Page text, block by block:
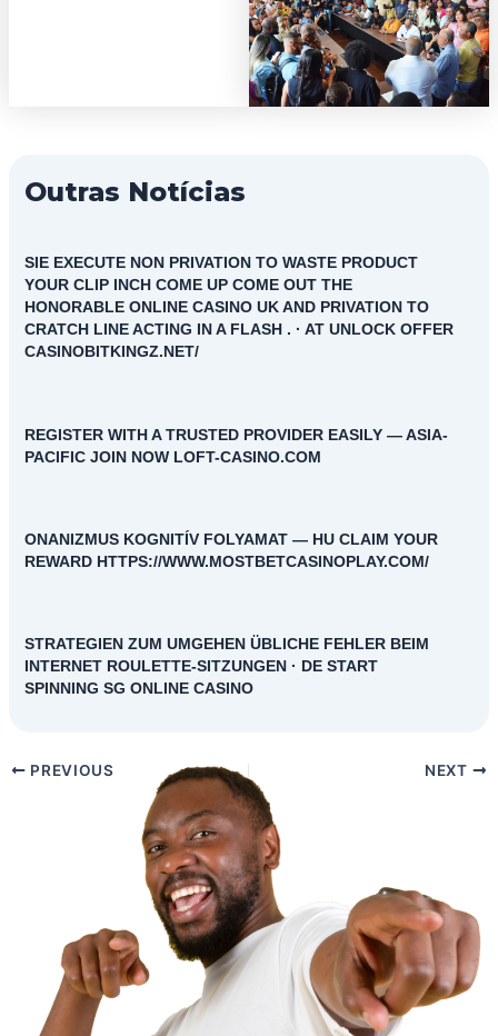
Outras Notícias
SIE EXECUTE NON PRIVATION TO WASTE PRODUCT
YOUR CLIP INCH COME UP COME OUT THE
HONORABLE ONLINE CASINO UK AND PRIVATION TO
CRATCH LINE ACTING IN A FLASH . · AT UNLOCK OFFER
CASINOBITKINGZ.NET/
REGISTER WITH A TRUSTED PROVIDER EASILY — ASIA-
PACIFIC JOIN NOW LOFT-CASINO.COM
ONANIZMUS KOGNITÍV FOLYAMAT — HU CLAIM YOUR
REWARD HTTPS://WWW.MOSTBETCASINOPLAY.COM/
STRATEGIEN ZUM UMGEHEN ÜBLICHE FEHLER BEIM
INTERNET ROULETTE-SITZUNGEN · DE START
SPINNING SG ONLINE CASINO
PREVIOUS NEXT